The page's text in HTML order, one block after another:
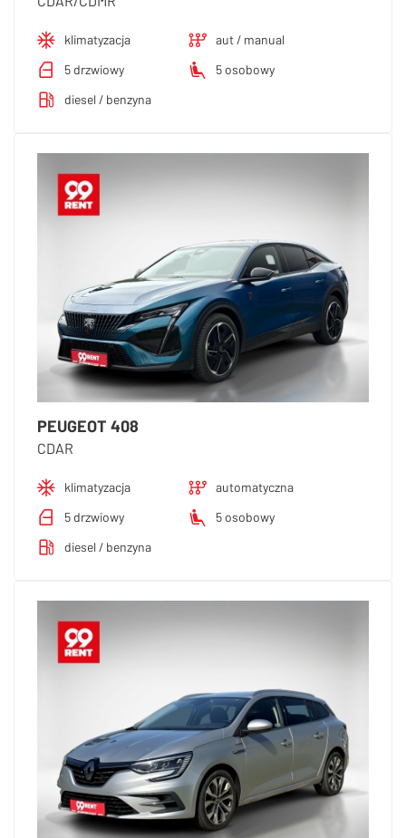
klimatyzacja
aut / manual
5 drzwiowy
5 osobowy
diesel / benzyna
PEUGEOT 408
CDAR
klimatyzacja
automatyczna
5 drzwiowy
5 osobowy
diesel / benzyna